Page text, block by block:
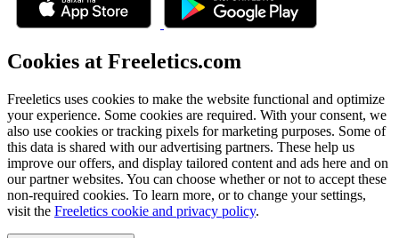
Cookies at Freeletics.com
Freeletics uses cookies to make the website functional and optimize
your experience. Some cookies are required. With your consent, we
also use cookies or tracking pixels for marketing purposes. Some of
this data is shared with our advertising partners. These help us
improve our offers, and display tailored content and ads here and on
our partner websites. You can choose whether or not to accept these
non-required cookies. To learn more, or to change your settings,
visit the Freeletics cookie and privacy policy.